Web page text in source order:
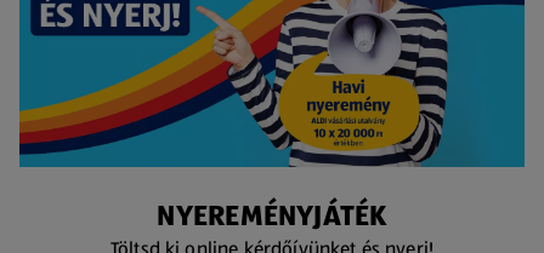
NYEREMÉNYJÁTÉK